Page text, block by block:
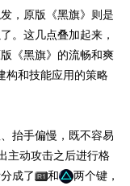
，原版《黑旗》则是
。这几点叠加起来，
《黑旗》的流畅和爽
构和技能应用的策略
抬手偏慢，既不容易
主动攻击之后进行格
成了
和
两个键，